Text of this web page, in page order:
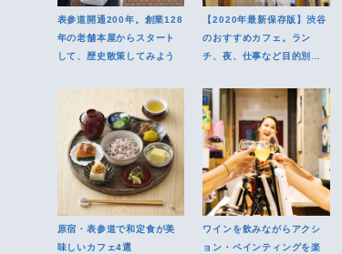
表参道開通200年。創業128
年の老舗本屋からスタート
して、歴史散策してみよう
【2020年最新保存版】渋谷
のおすすめカフェ。ラン
チ、夜、仕事など目的別に
原宿・表参道で和定食が美
味しいカフェ4選
ワインを飲みながらアクシ
ョン・ペインティングを楽